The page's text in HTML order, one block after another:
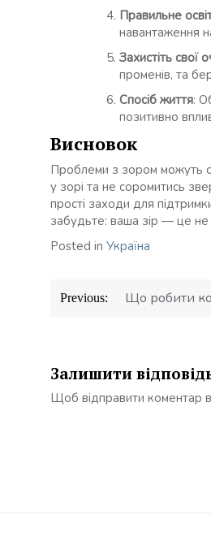
Правильне
навантаження
Захистіть свої
променів, та
Спосіб життя:
позитивно
Висновок
Проблеми з зором можуть
у зорі та не соромитись
прості заходи для
забудьте: ваша зір — це не
Posted in Україна
Навігація
записів
Previous: Що робити
Залишити
Щоб відправити коментар